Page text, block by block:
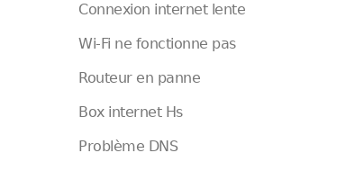
Connexion internet lente
Wi-Fi ne fonctionne pas
Routeur en panne
Box internet Hs
Problème DNS